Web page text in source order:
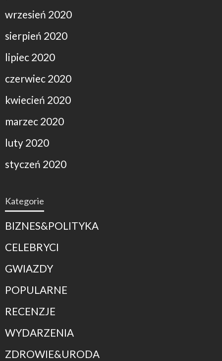
wrzesień 2020
sierpień 2020
lipiec 2020
czerwiec 2020
kwiecień 2020
marzec 2020
luty 2020
styczeń 2020
Kategorie
BIZNES&POLITYKA
CELEBRYCI
GWIAZDY
POPULARNE
RECENZJE
WYDARZENIA
ZDROWIE&URODA